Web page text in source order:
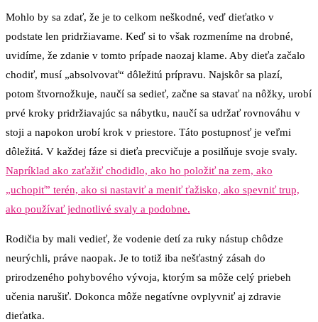
Mohlo by sa zdať, že je to celkom neškodné, veď dieťatko v
podstate len pridržiavame. Keď si to však rozmeníme na drobné,
uvidíme, že zdanie v tomto prípade naozaj klame. Aby dieťa začalo
chodiť, musí „absolvovať“ dôležitú prípravu. Najskôr sa plazí,
potom štvornožkuje, naučí sa sedieť, začne sa stavať na nôžky, urobí
prvé kroky pridržiavajúc sa nábytku, naučí sa udržať rovnováhu v
stoji a napokon urobí krok v priestore. Táto postupnosť je veľmi
dôležitá. V každej fáze si dieťa precvičuje a posilňuje svoje svaly.
Napríklad ako zaťažiť chodidlo, ako ho položiť na zem, ako
„uchopiť” terén, ako si nastaviť a meniť ťažisko, ako spevniť trup,
ako používať jednotlivé svaly a podobne.
Rodičia by mali vedieť, že vodenie detí za ruky nástup chôdze
neurýchli, práve naopak. Je to totiž iba nešťastný zásah do
prirodzeného pohybového vývoja, ktorým sa môže celý priebeh
učenia narušiť. Dokonca môže negatívne ovplyvniť aj zdravie
dieťatka.